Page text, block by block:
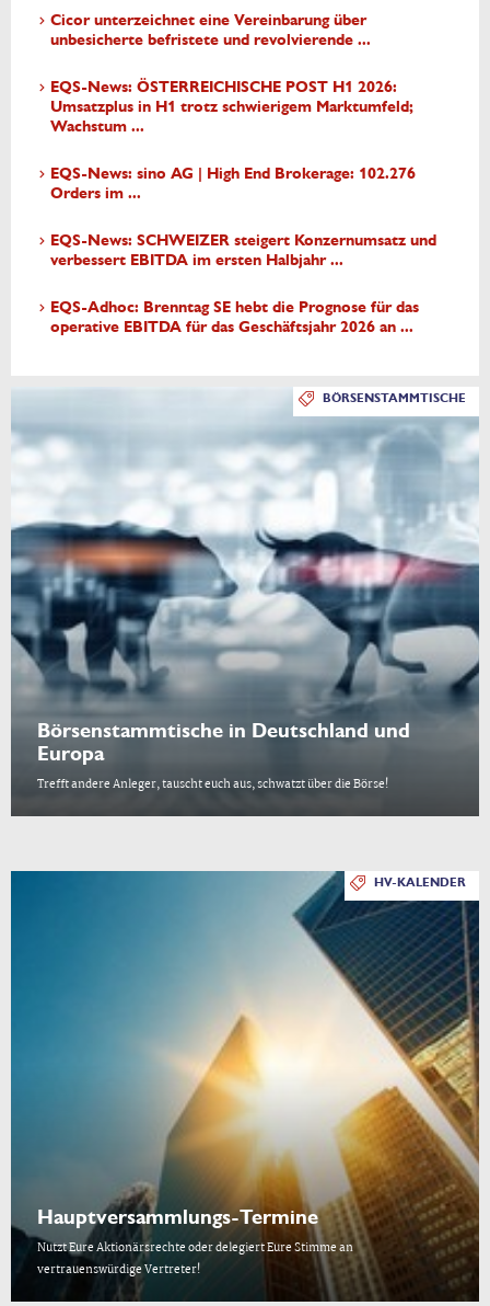
Cicor unterzeichnet eine Vereinbarung über
unbesicherte befristete und revolvierende ...
EQS-News: ÖSTERREICHISCHE POST H1 2026:
Umsatzplus in H1 trotz schwierigem Marktumfeld;
Wachstum ...
EQS-News: sino AG | High End Brokerage: 102.276
Orders im ...
EQS-News: SCHWEIZER steigert Konzernumsatz und
verbessert EBITDA im ersten Halbjahr ...
EQS-Adhoc: Brenntag SE hebt die Prognose für das
operative EBITDA für das Geschäftsjahr 2026 an ...
BÖRSENSTAMMTISCHE
Börsenstammtische in Deutschland und
Europa
Trefft andere Anleger, tauscht euch aus, schwatzt über die Börse!
HV-KALENDER
Hauptversammlungs-Termine
Nutzt Eure Aktionärsrechte oder delegiert Eure Stimme an
vertrauenswürdige Vertreter!